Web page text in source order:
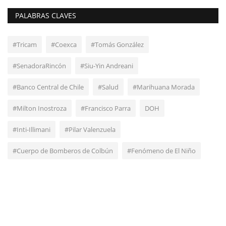
PALABRAS CLAVES
#Tricam #Coexca #Tomás González
#SenadoraRincón #Siu-Yin Andreani
#Banco Central de Chile #Salud #Marihuana Morada
#Milton Inostroza #Francisco Parra DOH
#Inti-Illimani #Pilar Valenzuela
#Cuerpo de Bomberos de Colbún #Fenómeno de El Niño